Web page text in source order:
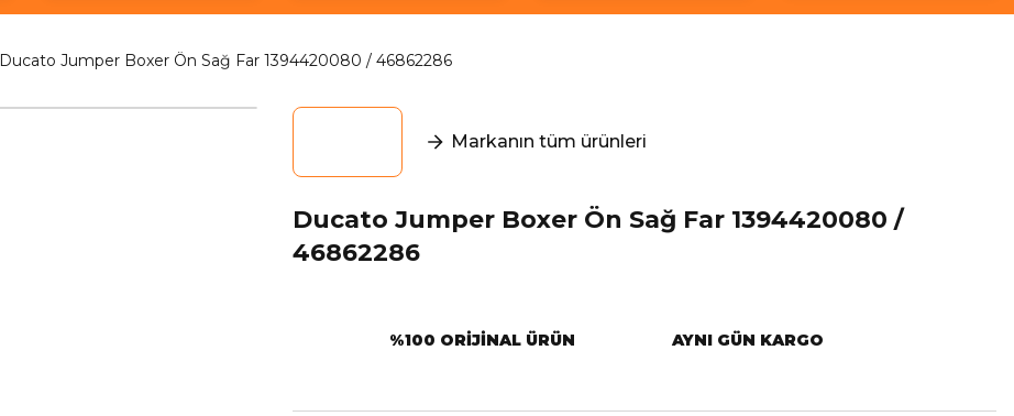
Ducato Jumper Boxer Ön Sağ Far 1394420080 / 46862286
Markanın tüm ürünleri
Ducato Jumper Boxer Ön Sağ Far 1394420080 /
46862286
%100 ORIJINAL ÜRÜN AYNI GÜN KARGO